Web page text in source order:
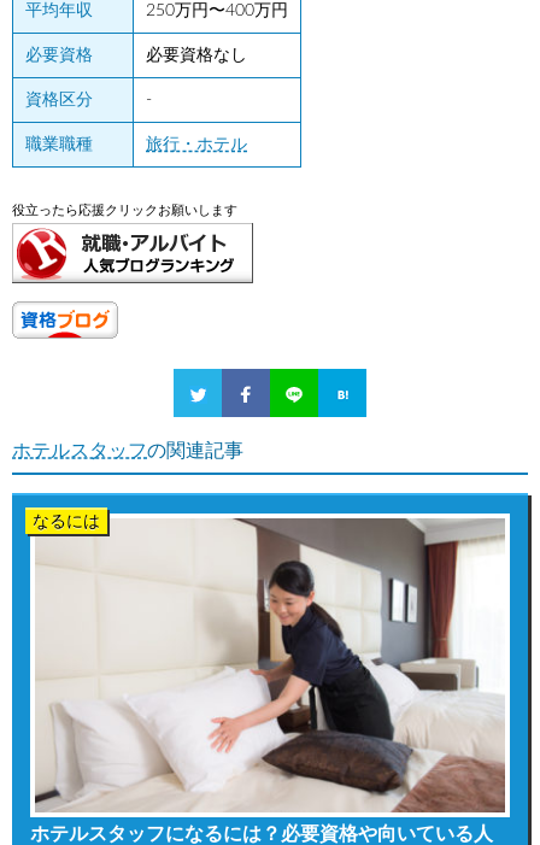
平均年収 250万円〜400万円
必要資格 必要資格なし
資格区分 -
職業職種 旅行・ホテル
役立ったら応援クリックお願いします
ホテルスタッフの関連記事
なるには
ホテルスタッフになるには？必要資格や向いている人